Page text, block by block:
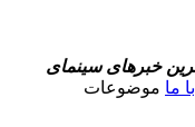
خبرهای سینمای
ما موضوعات